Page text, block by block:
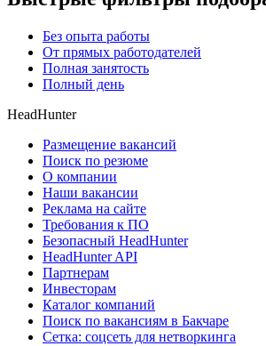
Без опыта работы
От прямых работодателей
Полная занятость
Полный день
HeadHunter
Размещение вакансий
Поиск по резюме
О компании
Наши вакансии
Реклама на сайте
Требования к ПО
Безопасный HeadHunter
HeadHunter API
Партнерам
Инвесторам
Каталог компаний
Поиск по вакансиям в Бакчаре
Сетка: соцсеть для нетворкинга